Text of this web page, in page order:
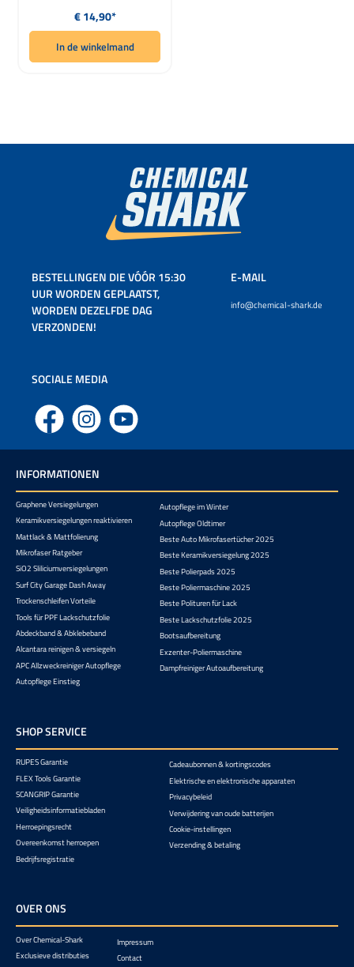
Normale prijs:
€ 14,90*
In de winkelmand
BESTELLINGEN DIE VÓÓR 15:30
UUR WORDEN GEPLAATST,
WORDEN DEZELFDE DAG
VERZONDEN!
E-MAIL
info@chemical-shark.de
SOCIALE MEDIA
Facebook Instagram YouTube
INFORMATIONEN
Graphene Versiegelungen
Keramikversiegelungen reaktivieren
Mattlack & Mattfolierung
Mikrofaser Ratgeber
SiO2 Sliliciumversiegelungen
Surf City Garage Dash Away
Trockenschleifen Vorteile
Tools für PPF Lackschutzfolie
Abdeckband & Abklebeband
Alcantara reinigen & versiegeln
APC Allzweckreiniger Autopflege
Autopflege Einstieg
Autopflege im Winter
Autopflege Oldtimer
Beste Auto Mikrofasertücher 2025
Beste Keramikversiegelung 2025
Beste Polierpads 2025
Beste Poliermaschine 2025
Beste Polituren für Lack
Beste Lackschutzfolie 2025
Bootsaufbereitung
Exzenter-Poliermaschine
Dampfreiniger Autoaufbereitung
SHOP SERVICE
RUPES Garantie
FLEX Tools Garantie
SCANGRIP Garantie
Veiligheidsinformatiebladen
Herroepingsrecht
Overeenkomst herroepen
Bedrijfsregistratie
Cadeaubonnen & kortingscodes
Elektrische en elektronische apparaten
Privacybeleid
Verwijdering van oude batterijen
Cookie-instellingen
Verzending & betaling
OVER ONS
Over Chemical-Shark
Exclusieve distributies
Impressum
Contact